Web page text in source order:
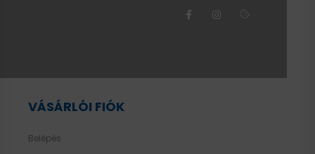
VÁSÁRLÓI FIÓK
Belépés